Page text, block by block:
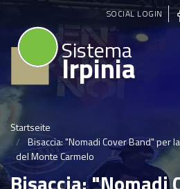
zum
SOCIAL LOGIN
Sistema
Irpinia
Startseite
Bisaccia: "Nomadi Cover Band" per
del Monte Carmelo